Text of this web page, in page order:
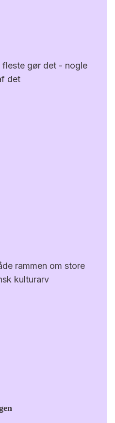
fleste gør det - nogle
det
rammen om store
kulturarv